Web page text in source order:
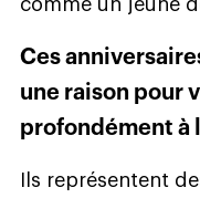
comme un jeune
Ces
une raison pour
profondément à
Ils représentent